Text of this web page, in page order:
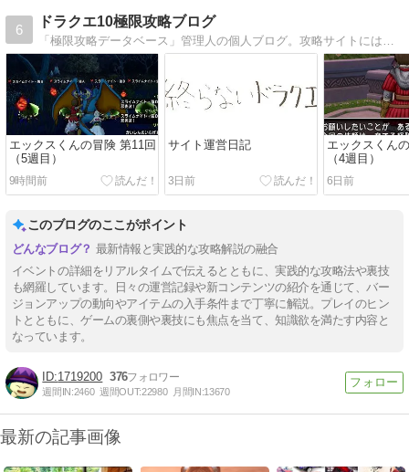
6
ドラクエ10極限攻略ブログ
「極限攻略データベース」管理人の個人ブログ。攻略サイトには書けないような情報や時事ネタを扱います！
エックスくんの冒険 第11回
（5週目）
9時間前
サイト運営日記
3日前
エックスくん
（4週目）
6日前
このブログのここがポイント
最新情報と実践的な攻略解説の融合
イベントの詳細をリアルタイムで伝えるとともに、実践的な攻略法や裏技
も網羅しています。日々の運営記録や新コンテンツの紹介を通じて、バー
ジョンアップの動向やアイテムの入手条件まで丁寧に解説。プレイのヒン
トとともに、ゲームの裏側や裏技にも焦点を当て、知識欲を満たす内容と
なっています。
1719200 376
週間IN:2460 週間OUT:22980 月間IN:13670
最新の記事画像